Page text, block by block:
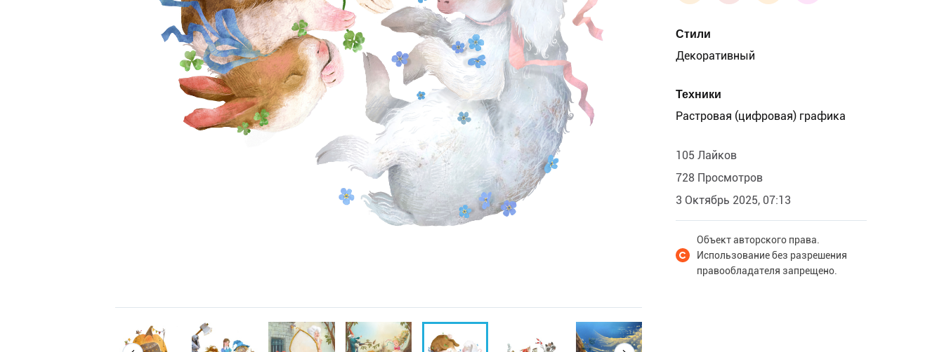
Стили
Декоративный
Техники
Растровая (цифровая) графика
105 Лайков
728 Просмотров
3 Октябрь 2025, 07:13
Объект авторского права.
Использование без разрешения
правообладателя запрещено.